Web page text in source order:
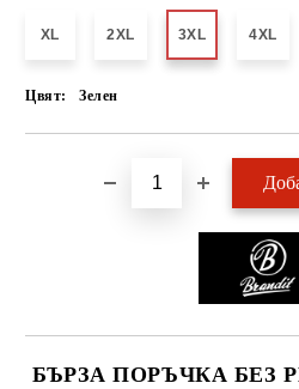
XL 2XL 3XL 4XL
Цвят: Зелен
БЪРЗА ПОРЪЧКА БЕЗ